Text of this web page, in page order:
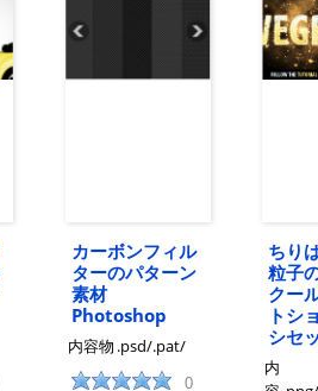
カーボンフィル
ターのパターン
素材
Photoshop
内容物 .psd/.pat/
0
ちり
粒子
クー
トシ
シセ
内